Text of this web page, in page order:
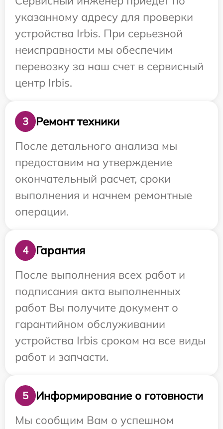
указанному адресу для проверки
устройства Irbis. При серьезной
неисправности мы обеспечим
перевозку за наш счет в сервисный
центр Irbis.
3
Ремонт техники
После детального анализа мы
предоставим на утверждение
окончательный расчет, сроки
выполнения и начнем ремонтные
операции.
4
Гарантия
После выполнения всех работ и
подписания акта выполненных
работ Вы получите документ о
гарантийном обслуживании
устройства Irbis сроком на все виды
работ и запчасти.
5
Информирование о готовности
Мы сообщим Вам о успешном